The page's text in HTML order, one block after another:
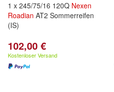
1 x 245/75/16 120Q Nexen
Roadian AT2 Sommerreifen
(IS)
102,00 €
Kostenloser Versand